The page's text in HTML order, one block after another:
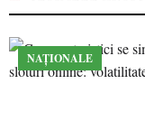
NAȚIONALE